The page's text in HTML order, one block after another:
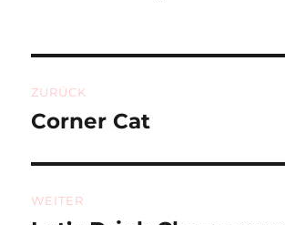
ZURÜCK
Vorheriger
Corner Cat
WEITER